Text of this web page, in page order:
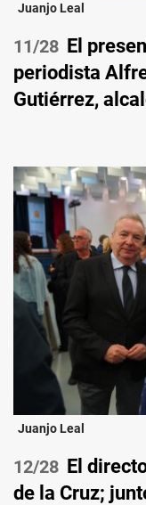
Juanjo Leal
/28 El
periodista
Gutiérrez,
Juanjo Leal
/28 El
de la Cruz;